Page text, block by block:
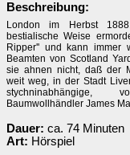
Beschreibung:
London im Herbst
bestialische Weise
Ripper'' und kann immer
Beamten von Scotland
sie ahnen nicht, daß der
weit weg, in der Stadt
stychninabhängige,
Baumwollhändler James
Dauer: ca. 74 Minuten
Art: Hörspiel